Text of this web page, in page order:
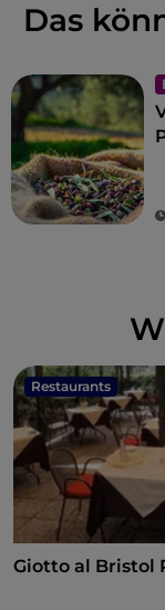
Das
Restaurants
Giotto al Bristol